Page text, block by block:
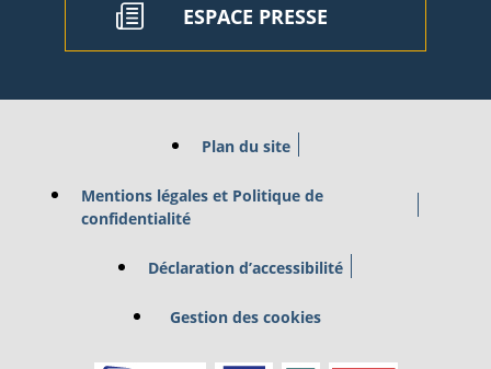
ESPACE PRESSE
Plan du site
Mentions légales et Politique de
confidentialité
Déclaration d’accessibilité
Gestion des cookies